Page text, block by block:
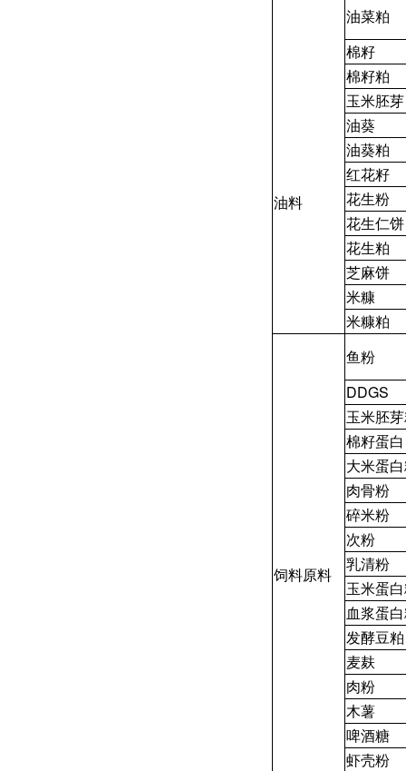
油料
油菜粕
棉籽
棉籽粕
玉米胚芽
油葵
油葵粕
红花籽
花生粉
花生仁饼
花生粕
芝麻饼
米糠
米糠粕
饲料原料
鱼粉
DDGS
玉米胚
棉籽蛋白
大米蛋
肉骨粉
碎米粉
次粉
乳清粉
玉米蛋
血浆蛋
发酵豆粕
麦麸
肉粉
木薯
啤酒糖
虾壳粉